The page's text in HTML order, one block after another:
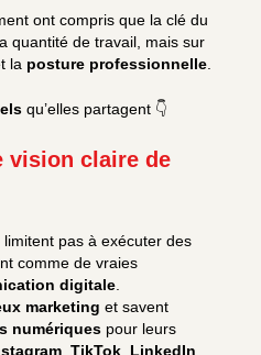
ont compris que la clé du
quantité de travail, mais sur
la posture professionnelle.
qu’elles partagent 👇
vision claire de
pas à exécuter des
comme de vraies
digitale.
marketing et savent
numériques pour leurs
TikTok LinkedIn